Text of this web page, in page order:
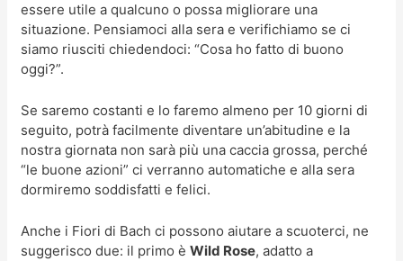
essere utile a qualcuno o possa migliorare una
situazione. Pensiamoci alla sera e verifichiamo se ci
siamo riusciti chiedendoci: “Cosa ho fatto di buono
oggi?”.
Se saremo costanti e lo faremo almeno per 10 giorni di
seguito, potrà facilmente diventare un’abitudine e la
nostra giornata non sarà più una caccia grossa, perché
“le buone azioni” ci verranno automatiche e alla sera
dormiremo soddisfatti e felici.
Anche i Fiori di Bach ci possono aiutare a scuoterci, ne
suggerisco due: il primo èWild Rose, adatto a